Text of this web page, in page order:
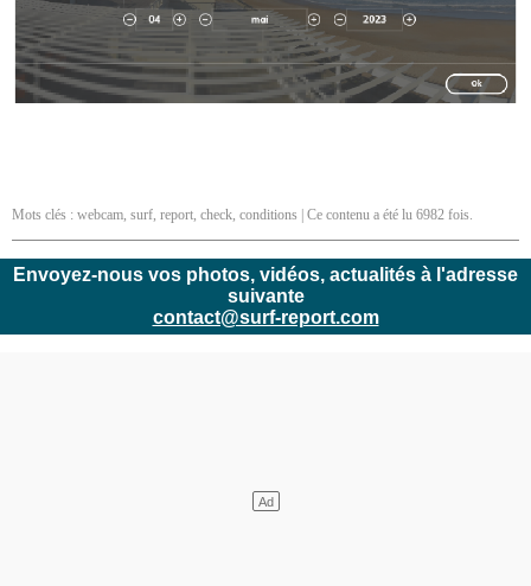
Mots clés : webcam, surf, report, check, conditions | Ce contenu a été lu 6982 fois.
Envoyez-nous vos photos, vidéos, actualités à l'adresse
suivante
contact@surf-report.com